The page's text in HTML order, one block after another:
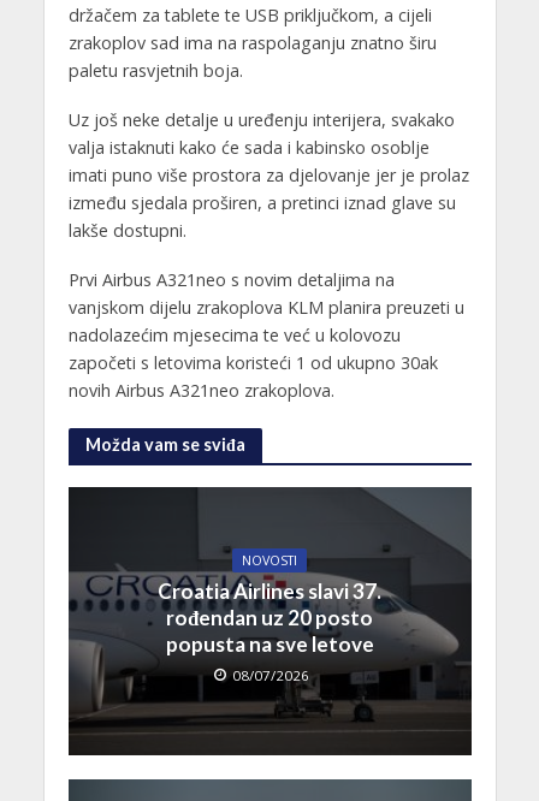
držačem za tablete te USB priključkom, a cijeli
zrakoplov sad ima na raspolaganju znatno širu
paletu rasvjetnih boja.
Uz još neke detalje u uređenju interijera, svakako
valja istaknuti kako će sada i kabinsko osoblje
imati puno više prostora za djelovanje jer je prolaz
između sjedala proširen, a pretinci iznad glave su
lakše dostupni.
Prvi Airbus A321neo s novim detaljima na
vanjskom dijelu zrakoplova KLM planira preuzeti u
nadolazećim mjesecima te već u kolovozu
započeti s letovima koristeći 1 od ukupno 30ak
novih Airbus A321neo zrakoplova.
Možda vam se sviđa
NOVOSTI
Croatia Airlines slavi 37.
rođendan uz 20 posto
popusta na sve letove
08/07/2026